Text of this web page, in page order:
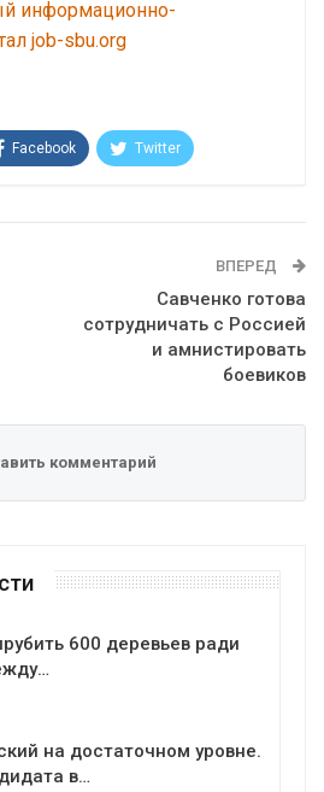
информационно-
job-sbu.org
Facebook Twitter
ВПЕРЕД
Савченко готова
сотрудничать с Россией
и амнистировать
боевиков
комментарий
600 деревьев ради
на достаточном уровне.
в…